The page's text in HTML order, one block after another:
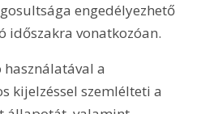
engedélyezhető
vonatkozóan.
a
kijelzéssel szemlélteti a